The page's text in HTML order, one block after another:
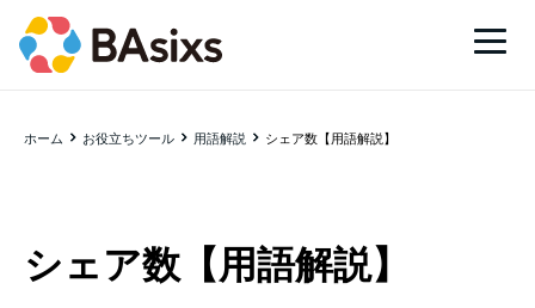
ホーム お役立ちツール 用語解説 シェア数【用語解説】
シェア数【用語解説】